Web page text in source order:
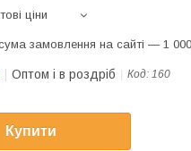
ціни
замовлення на сайті — 1
Оптом і в роздріб Код: 160
Купити